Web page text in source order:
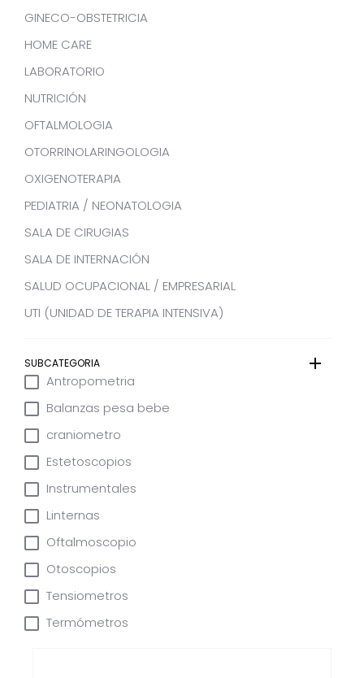
GINECO-OBSTETRICIA
HOME CARE
LABORATORIO
NUTRICIÓN
OFTALMOLOGIA
OTORRINOLARINGOLOGIA
OXIGENOTERAPIA
PEDIATRIA / NEONATOLOGIA
SALA DE CIRUGIAS
SALA DE INTERNACIÓN
SALUD OCUPACIONAL / EMPRESARIAL
UTI (UNIDAD DE TERAPIA INTENSIVA)
SUBCATEGORIA
Antropometria
Balanzas pesa bebe
craniometro
Estetoscopios
Instrumentales
Linternas
Oftalmoscopio
Otoscopios
Tensiometros
Termómetros